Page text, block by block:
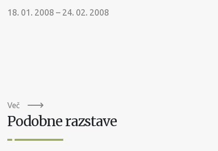
18. 01. 2008 – 24. 02. 2008
Več
Podobne razstave